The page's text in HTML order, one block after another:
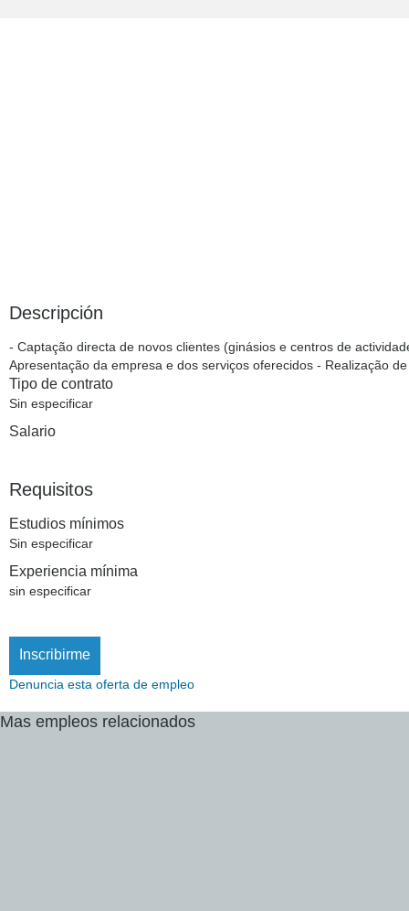
Descripción
- Captação directa de novos clientes (ginásios e centros de
Apresentação da empresa e dos serviços oferecidos - Realização
Tipo de contrato
Sin especificar
Salario
Requisitos
Estudios mínimos
Sin especificar
Experiencia mínima
sin especificar
Inscribirme
Denuncia esta oferta de empleo
Mas empleos relacionados